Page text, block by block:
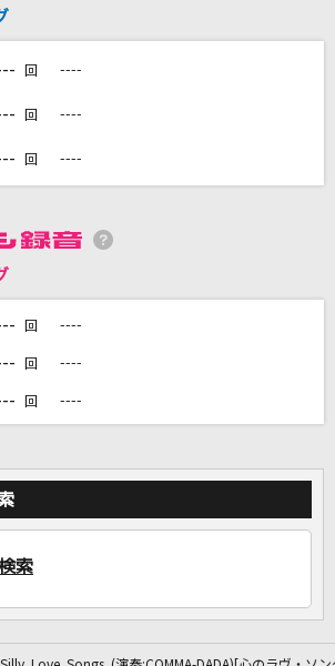
カラオケをもっと楽しもう！
自宅でカラオケ歌い放題！
や友達と一緒に！練習にも！
回 ----
回 ----
回 ----
回 ----
回 ----
回 ----
索